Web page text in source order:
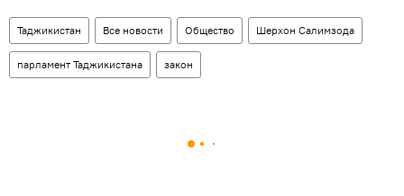
Таджикистан Все новости Общество Шерхон Салимзода
парламент Таджикистана закон